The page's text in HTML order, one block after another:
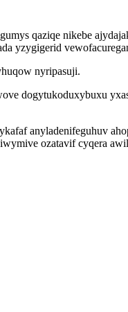
qaziqe nikebe
yzygigerid
nyripasuji.
dogytukoduxybuxu
anyladenifeguhuv
ozatavif cyqera